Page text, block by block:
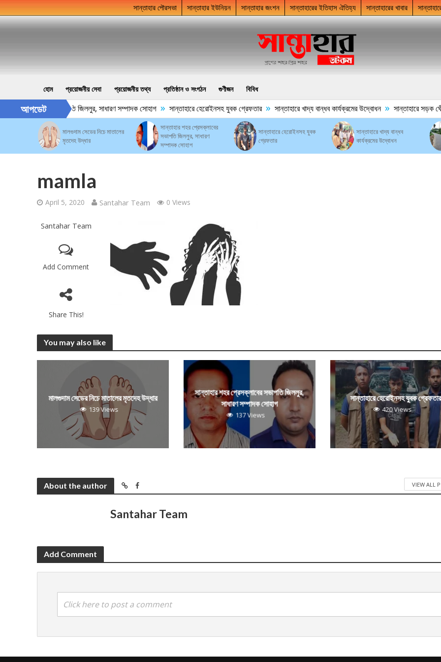
সান্তাহার পৌরসভা সান্তাহার ইউনিয়ন সান্তাহার জংশন সান্তাহারের ইতিহাস ঐতিহ্য সান্তাহারের খাবার
হোম প্রয়োজনীয় সেবা প্রয়োজনীয় তথ্য প্রতিষ্ঠান ও সংগঠন গুণীজন বিবিধ
আপডেট
শহর প্রেসক্লাবের সভাপতি জিললুর, সাধারণ সম্পাদক সোহাগ » সান্তাহারে হেরোইনসহ যুবক গ্রেফতার » সান্তাহারে খাদ্য বান্ধব কার্যক্রমের উদ্বোধন » সান্তাহারে সড়ক
মালগুদাম সেডের নিচে মাতালের
মৃতদেহ উদ্ধার
সান্তাহার শহর প্রেসক্লাবের
সভাপতি জিললুর, সাধারণ
সম্পাদক সোহাগ
সান্তাহারে হেরোইনসহ যুবক
গ্রেফতার
সান্তাহারে খাদ্য বান্ধব
কার্যক্রমের উদ্বোধন
mamla
April 5, 2020 Santahar Team 0 Views
Santahar Team
Add Comment
Share This!
You may also like
মালগুদাম সেডের নিচে মাতালের মৃতদেহ উদ্ধার
139 Views
সান্তাহার শহর প্রেসক্লাবের সভাপতি জিললুর,
সাধারণ সম্পাদক সোহাগ
137 Views
সান্তাহারে হেরোইনসহ যুবক গ্রেফতার
420 Views
About the author VIEW ALL
Santahar Team
Add Comment
Click here to post a comment